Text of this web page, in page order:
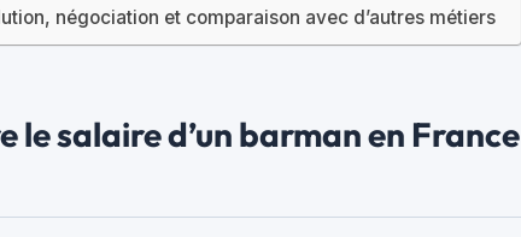
négociation et comparaison avec d’autres métiers
le salaire d’un barman en France